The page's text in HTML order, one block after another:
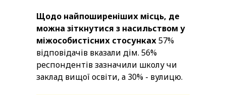
Щодо найпоширеніших місць, де
можна зіткнутися з насильством у
міжособистісних стосунках57%
відповідачів вказали дім. 56%
респондентів зазначили школу чи
заклад вищої освіти, а 30% - вулицю.